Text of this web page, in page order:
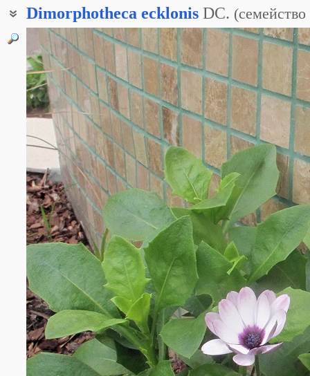
Dimorphotheca ecklonis DC. (семейство
Остеоспермум Эклона